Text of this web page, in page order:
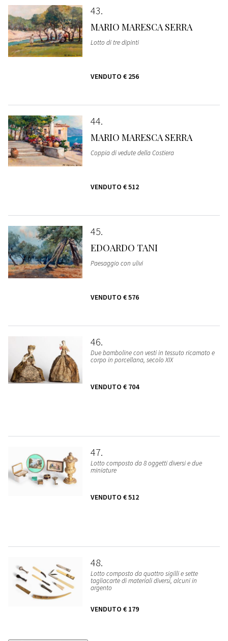
43
MARIO MARESCA SERRA
Lotto di tre dipinti
VENDUTO € 256
44
MARIO MARESCA SERRA
Coppia di vedute della Costiera
VENDUTO € 512
45
EDOARDO TANI
Paesaggio con ulivi
VENDUTO € 576
46
Due bamboline con vesti in tessuto ricamato e
corpo in porcellana, secolo XIX
VENDUTO € 704
47
Lotto composto da 8 oggetti diversi e due
miniature
VENDUTO € 512
48
Lotto composto da quattro sigilli e sette
tagliacarte di materiali diversi, alcuni in
argento
VENDUTO € 179